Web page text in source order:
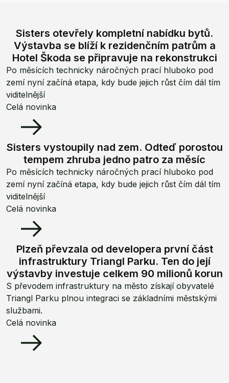
Sisters otevřely kompletní nabídku bytů.
Výstavba se blíží k rezidenčním patrům a
Hotel Škoda se připravuje na rekonstrukci
Po měsících technicky náročných prací hluboko pod
zemí nyní začíná etapa, kdy bude jejich růst čím dál tím
viditelnější
Celá novinka
Sisters vystoupily nad zem. Odteď porostou
tempem zhruba jedno patro za měsíc
Po měsících technicky náročných prací hluboko pod
zemí nyní začíná etapa, kdy bude jejich růst čím dál tím
viditelnější
Celá novinka
Plzeň převzala od developera první část
infrastruktury Triangl Parku. Ten do její
výstavby investuje celkem 90 milionů korun
S převodem infrastruktury na město získají obyvatelé
Triangl Parku plnou integraci se základními městskými
službami.
Celá novinka